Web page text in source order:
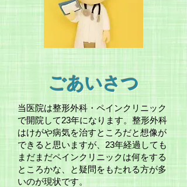
ごあいさつ
当医院は整形外科・ペインクリニック
で開院して23年になります。整形外科
はけがや病気を治すところだと想像が
できると思いますが、23年経過しても
まだまだペインクリニックは何をする
ところかな、と疑問をもたれる方が多
いのが現状です。